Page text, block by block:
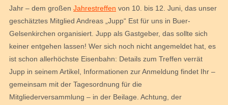
Jahr – dem großen Jahrestreffen von 10. bis 12. Juni, das unser
geschätztes Mitglied Andreas „Jupp“ Est für uns in Buer-
Gelsenkirchen organisiert. Jupp als Gastgeber, das sollte sich
keiner entgehen lassen! Wer sich noch nicht angemeldet hat, es
ist schon allerhöchste Eisenbahn: Details zum Treffen verrät
Jupp in seinem Artikel, Informationen zur Anmeldung findet Ihr –
gemeinsam mit der Tagesordnung für die
Mitgliederversammlung – in der Beilage. Achtung, der